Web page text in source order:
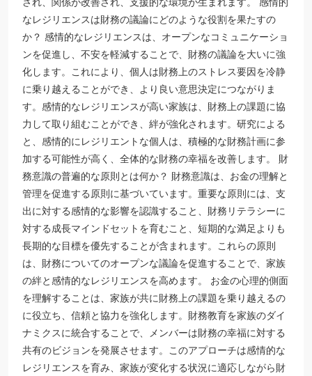
なレジリエンスは財務の議論にどのような役割を果たすの
か？ 感情的なレジリエンスは、オープンなコミュニケーショ
ンを促進し、不安を軽減することで、財務の議論を大いに強
化します。これにより、個人は財務上のストレス要因を冷静
に乗り越えることができ、より良い意思決定につながりま
す。感情的なレジリエンスが高い家族は、財務上の課題に協
力して取り組むことができ、絆が強化されます。研究による
と、感情的にレジリエントな個人は、積極的な財務計画に参
加する可能性が高く、全体的な財務の幸福を改善します。 財
務意識の普遍的な原則とは何か？ 財務意識は、お金の理解と
管理を促進する原則に基づいています。重要な原則には、支
出に対する感情的な影響を認識すること、財務リテラシーに
対する成長マインドセットを育むこと、短期的な満足よりも
長期的な目標を優先することが含まれます。これらの原則
は、財務についてのオープンな議論を促進することで、家族
の絆と感情的なレジリエンスを高めます。 お金の心理的側面
を理解することは、家族が共に財務上の課題を乗り越えるの
に役立ち、信頼と協力を強化します。財務教育を家族のダイ
ナミクスに統合することで、メンバーは財務の幸福に対する
共有のビジョンを発展させます。このアプローチは感情的な
レジリエンスを育み、家族が変化する状況に適応しながら財